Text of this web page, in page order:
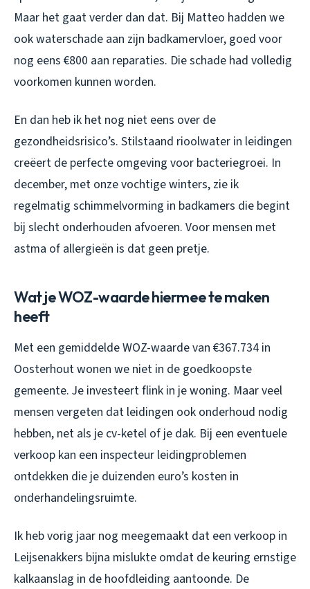
Maar het gaat verder dan dat. Bij Matteo hadden we
ook waterschade aan zijn badkamervloer, goed voor
nog eens €800 aan reparaties. Die schade had volledig
voorkomen kunnen worden.
En dan heb ik het nog niet eens over de
gezondheidsrisico’s. Stilstaand rioolwater in leidingen
creëert de perfecte omgeving voor bacteriegroei. In
december, met onze vochtige winters, zie ik
regelmatig schimmelvorming in badkamers die begint
bij slecht onderhouden afvoeren. Voor mensen met
astma of allergieën is dat geen pretje.
Wat je WOZ-waarde hiermee te maken
heeft
Met een gemiddelde WOZ-waarde van €367.734 in
Oosterhout wonen we niet in de goedkoopste
gemeente. Je investeert flink in je woning. Maar veel
mensen vergeten dat leidingen ook onderhoud nodig
hebben, net als je cv-ketel of je dak. Bij een eventuele
verkoop kan een inspecteur leidingproblemen
ontdekken die je duizenden euro’s kosten in
onderhandelingsruimte.
Ik heb vorig jaar nog meegemaakt dat een verkoop in
Leijsenakkers bijna mislukte omdat de keuring ernstige
kalkaanslag in de hoofdleiding aantoonde. De